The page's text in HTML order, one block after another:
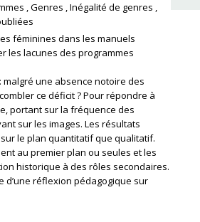
Genres Inégalité de genres
féminines dans les manuels
les lacunes des programmes
une absence notoire des
ce déficit ? Pour répondre à
portant sur la fréquence des
sur les images. Les résultats
le plan quantitatif que qualitatif.
au premier plan ou seules et les
historique à des rôles secondaires.
d’une réflexion pédagogique sur